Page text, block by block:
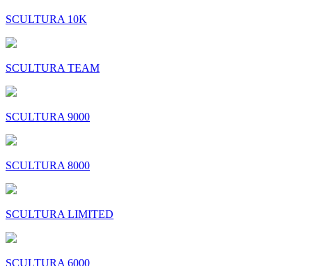
SCULTURA 10K
SCULTURA TEAM
SCULTURA 9000
SCULTURA 8000
SCULTURA LIMITED
SCULTURA 6000